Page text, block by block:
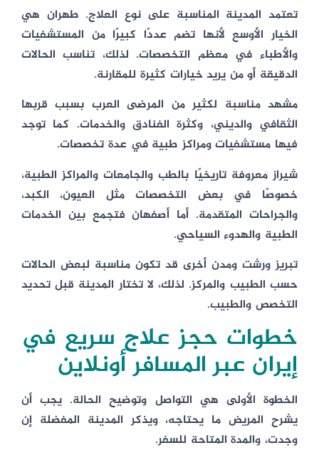
تعتمد المدينة المناسبة على نوع العلاج. طهران هي
الخيار الأوسع لأنها تضم عددًا كبيرًا من المستشفيات
والأطباء في معظم التخصصات. لذلك، تناسب الحالات
الدقيقة أو من يريد خيارات كثيرة للمقارنة.
مشهد مناسبة لكثير من المرضى العرب بسبب قربها
الثقافي والديني، وكثرة الفنادق والخدمات. كما توجد
فيها مستشفيات ومراكز طبية في عدة تخصصات.
شيراز معروفة تاريخيًا بالطب والجامعات والمراكز الطبية،
خصوصًا في بعض التخصصات مثل العيون، الكبد،
والجراحات المتقدمة. أما أصفهان فتجمع بين الخدمات
الطبية والهدوء السياحي.
تبريز ورشت ومدن أخرى قد تكون مناسبة لبعض الحالات
حسب الطبيب والمركز. لذلك، لا تختار المدينة قبل تحديد
التخصص والطبيب.
خطوات حجز علاج سريع في
إيران عبر المسافر أونلاين
الخطوة الأولى هي التواصل وتوضيح الحالة. يجب أن
يشرح المريض ما يحتاجه، ويذكر المدينة المفضلة إن
وجدت، والمدة المتاحة للسفر.